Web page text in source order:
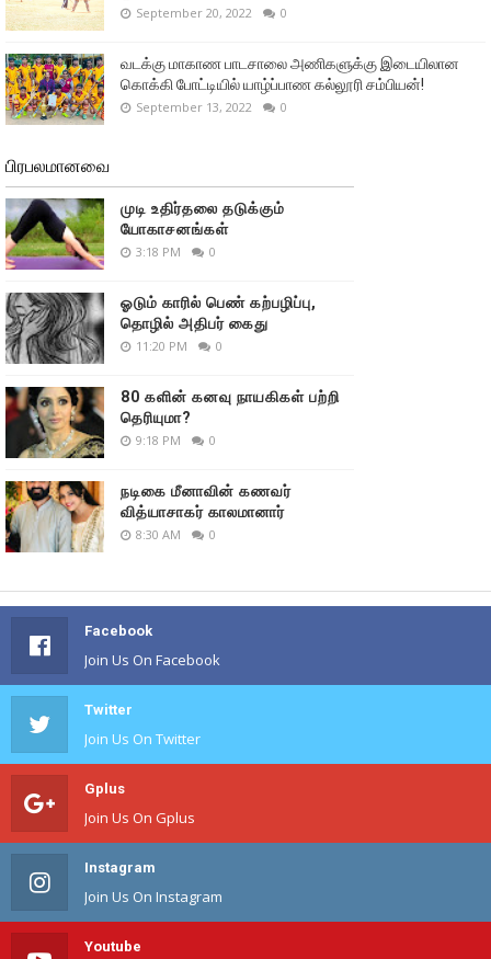
September 20, 2022 0
வடக்கு மாகாண பாடசாலை அணிகளுக்கு இடையிலான
கொக்கி போட்டியில் யாழ்ப்பாண கல்லூரி சம்பியன்!
September 13, 2022 0
பிரபலமானவை
முடி உதிர்தலை தடுக்கும்
யோகாசனங்கள்
3:18 PM 0
ஓடும் காரில் பெண் கற்பழிப்பு,
தொழில் அதிபர் கைது
11:20 PM 0
80 களின் கனவு நாயகிகள் பற்றி
தெரியுமா?
9:18 PM 0
நடிகை மீனாவின் கணவர்
வித்யாசாகர் காலமானார்
8:30 AM 0
Facebook
Join Us On Facebook
Twitter
Join Us On Twitter
Gplus
Join Us On Gplus
Instagram
Join Us On Instagram
Youtube